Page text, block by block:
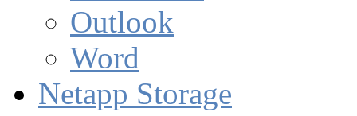
Outlook
Word
Netapp Storage